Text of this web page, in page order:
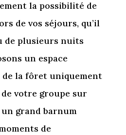
la possibilité de
de vos séjours, qu’il
de plusieurs nuits
un espace
de la fôret uniquement
de votre groupe sur
grand barnum
de